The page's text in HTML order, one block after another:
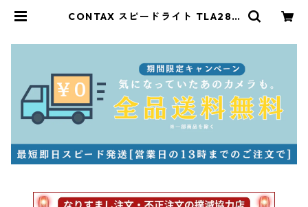
CONTAX スピードライト TLA280